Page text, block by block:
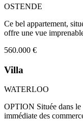
OSTENDE
Ce bel appartement,
offre une vue
560.000 €
Villa
WATERLOO
OPTION Située dans le
immédiate des